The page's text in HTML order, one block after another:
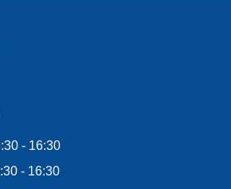
- 16:30
- 16:30